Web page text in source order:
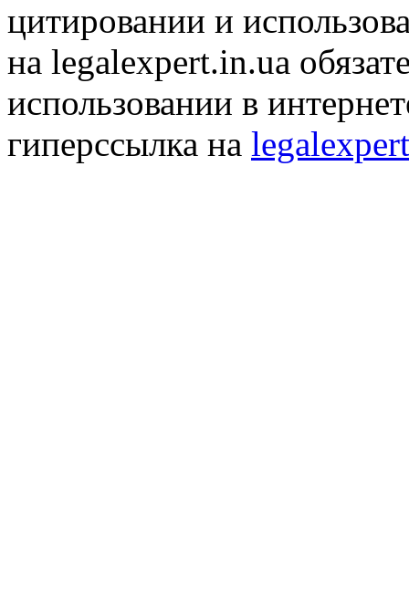
цитировании и
на legalexpert.in.ua
использовании в
гиперссылка на